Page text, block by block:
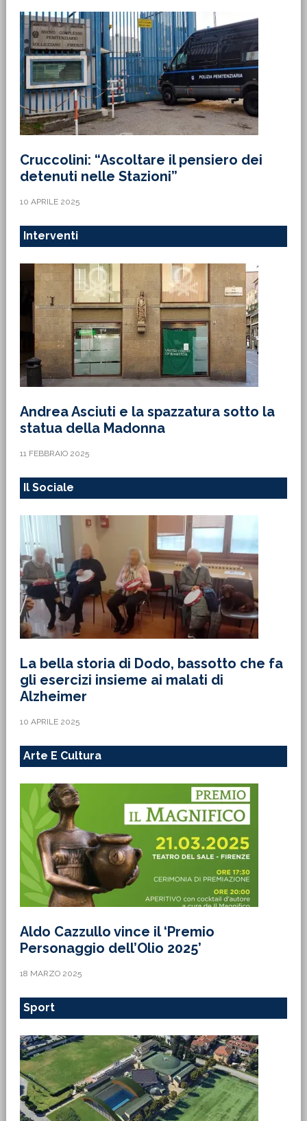
Cruccolini: “Ascoltare il pensiero dei
detenuti nelle Stazioni”
10 APRILE 2025
Interventi
Andrea Asciuti e la spazzatura sotto la
statua della Madonna
11 FEBBRAIO 2025
Il Sociale
La bella storia di Dodo, bassotto che fa
gli esercizi insieme ai malati di
Alzheimer
10 APRILE 2025
Arte E Cultura
Aldo Cazzullo vince il ‘Premio
Personaggio dell’Olio 2025’
18 MARZO 2025
Sport